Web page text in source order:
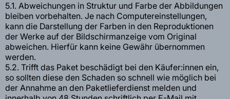
5.1. Abweichungen in Struktur und Farbe der Abbildungen
bleiben vorbehalten. Je nach Computereinstellungen,
kann die Darstellung der Farben in den Reproduktionen
der Werke auf der Bildschirmanzeige vom Original
abweichen. Hierfür kann keine Gewähr übernommen
werden.
5.2. Trifft das Paket beschädigt bei den Käufer:innen ein,
so sollten diese den Schaden so schnell wie möglich bei
der Annahme an den Paketlieferdienst melden und